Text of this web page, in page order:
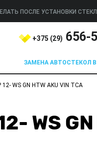
ПОСЛЕ УСТАНОВКИ
+375 (29) 656-
ЗАМЕНА АВТОСТЕКОЛ
12- WS GN HTW AKU VIN TCA
WS